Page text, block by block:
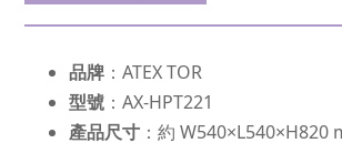
品牌 ：ATEX TOR
型號 ：AX-HPT221
產品尺寸 ：約 W540×L540×H820